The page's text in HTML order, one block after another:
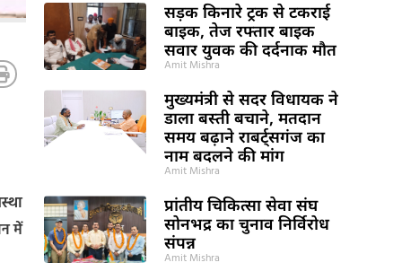
में
सड़क किनारे ट्रक से टकराई
बाइक, तेज रफ्तार बाइक
सवार युवक की दर्दनाक मौत
Amit Mishra
मुख्यमंत्री से सदर विधायक ने
डाला बस्ती बचाने, मतदान
समय बढ़ाने राबर्ट्सगंज का
नाम बदलने की मांग
Amit Mishra
प्रांतीय चिकित्सा सेवा संघ
सोनभद्र का चुनाव निर्विरोध
संपन्न
Amit Mishra